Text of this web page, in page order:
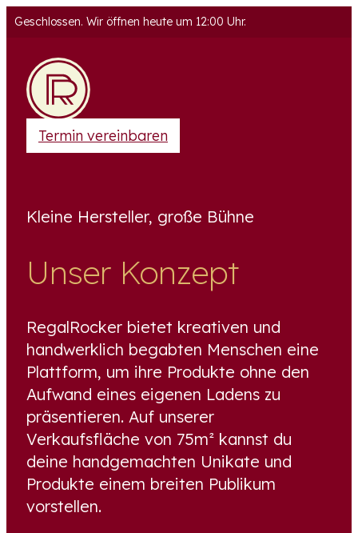
Geschlossen. Wir öffnen heute um 12:00 Uhr.
Termin vereinbaren
Kleine Hersteller, große Bühne
Unser Konzept
RegalRocker bietet kreativen und
handwerklich begabten Menschen eine
Plattform, um ihre Produkte ohne den
Aufwand eines eigenen Ladens zu
präsentieren. Auf unserer
Verkaufsfläche von 75m² kannst du
deine handgemachten Unikate und
Produkte einem breiten Publikum
vorstellen.